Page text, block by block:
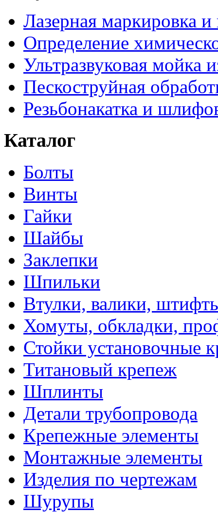
Лазерная маркировка и
Определение
Ультразвуковая мойка
Пескоструйная
Резьбонакатка и
Каталог
Болты
Винты
Гайки
Шайбы
Заклепки
Шпильки
Втулки, валики,
Хомуты, обкладки,
Стойки установочные
Титановый крепеж
Шплинты
Детали трубопровода
Крепежные элементы
Монтажные элементы
Изделия по чертежам
Шурупы